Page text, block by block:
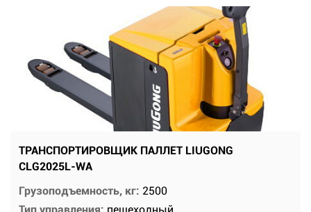
ТРАНСПОРТИРОВЩИК ПАЛЛЕТ LIUGONG
CLG2025L-WA
Грузоподъемность, кг: 2500